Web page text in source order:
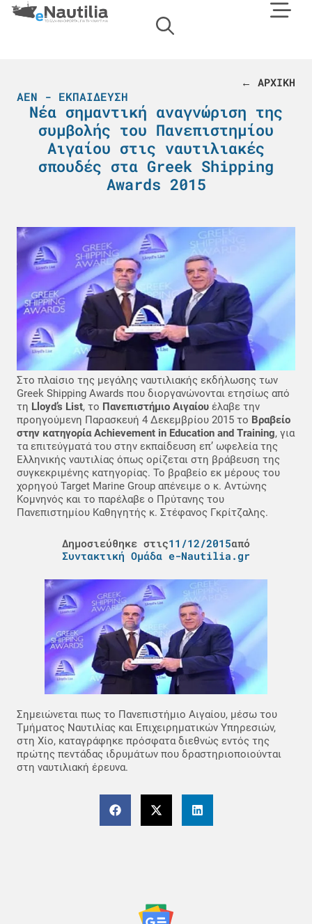
← ΑΡΧΙΚΗ
ΑΕΝ - ΕΚΠΑΊΔΕΥΣΗ
Nέα σημαντική αναγνώριση της
συμβολής του Πανεπιστημίου
Αιγαίου στις ναυτιλιακές
σπουδές στα Greek Shipping
Awards 2015
Στο πλαίσιο της μεγάλης ναυτιλιακής εκδήλωσης των
Greek Shipping Awards που διοργανώνονται ετησίως από
τη Lloyd’s List, το Πανεπιστήμιο Αιγαίου έλαβε την
προηγούμενη Παρασκευή 4 Δεκεμβρίου 2015 το Βραβείο
στην κατηγορία Achievement in Education and Training, για
τα επιτεύγματά του στην εκπαίδευση επ’ ωφελεία της
Ελληνικής ναυτιλίας όπως ορίζεται στη βράβευση της
συγκεκριμένης κατηγορίας. Το βραβείο εκ μέρους του
χορηγού Target Marine Group απένειμε ο κ. Αντώνης
Κομνηνός και το παρέλαβε ο Πρύτανης του
Πανεπιστημίου Καθηγητής κ. Στέφανος Γκρίτζαλης.
Δημοσιεύθηκε στις11/12/2015από
Συντακτική Ομάδα e-Nautilia.gr
Σημειώνεται πως το Πανεπιστήμιο Αιγαίου, μέσω του
Τμήματος Ναυτιλίας και Επιχειρηματικών Υπηρεσιών,
στη Χίο, καταγράφηκε πρόσφατα διεθνώς εντός της
πρώτης πεντάδας ιδρυμάτων που δραστηριοποιούνται
στη ναυτιλιακή έρευνα.